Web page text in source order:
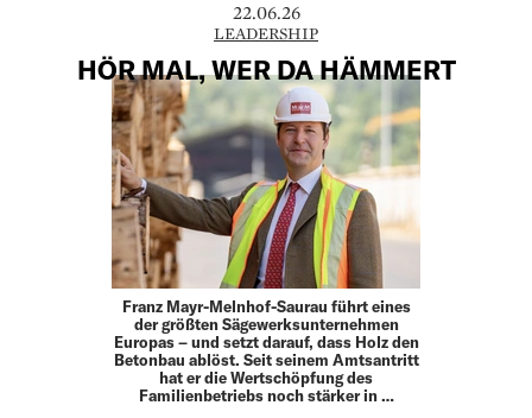
22.06.26
LEADERSHIP
HÖR MAL, WER DA HÄMMERT
Franz Mayr-Melnhof-Saurau führt eines
der größten ­Sägewerksunternehmen
Europas – und setzt darauf, dass Holz den
Betonbau ablöst. Seit seinem Amtsantritt
hat er die Wertschöpfung des
Familienbetriebs noch stärker in …